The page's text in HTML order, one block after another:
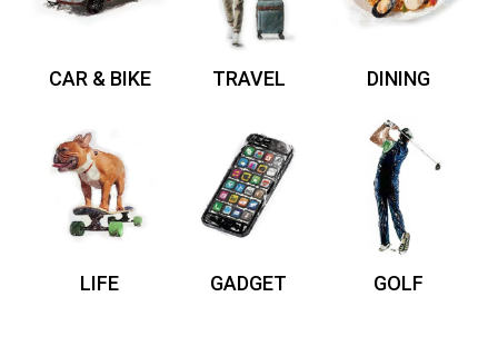
CAR & BIKE TRAVEL DINING
LIFE GADGET GOLF